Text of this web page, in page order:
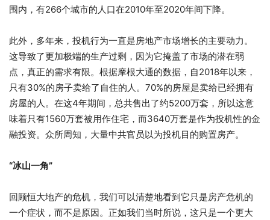
围内，有266个城市的人口在2010年至2020年间下降。
此外，多年来，投机行为一直是房地产市场增长的主要动力。
这导致了更加极端的生产过剩，因为它掩盖了市场的潜在弱
点，真正的需求有限。根据摩根大通的数据，自2018年以来，
只有30%的房子卖给了自住的人。70%的房屋是卖给已经拥有
房屋的人。在这4年期间，总共售出了约5200万套，所以这意
味着只有1560万套被用作住宅，而3640万套是作为投机性的金
融投资。众所周知，大量中共官员以为投机目的购置房产。
“冰山一角”
回顾恒大地产的危机，我们可以清楚地看到它只是房产危机的
一个症状，而不是原因。正如我们当时所说，这只是一个更大